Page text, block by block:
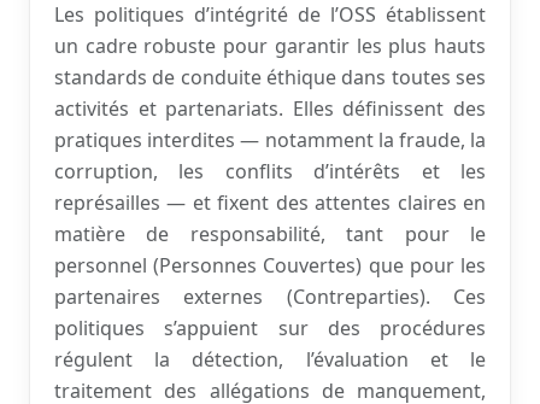
Les politiques d’intégrité de l’OSS établissent
un cadre robuste pour garantir les plus hauts
standards de conduite éthique dans toutes ses
activités et partenariats. Elles définissent des
pratiques interdites — notamment la fraude, la
corruption, les conflits d’intérêts et les
représailles — et fixent des attentes claires en
matière de responsabilité, tant pour le
personnel (Personnes Couvertes) que pour les
partenaires externes (Contreparties). Ces
politiques s’appuient sur des procédures
régulent la détection, l’évaluation et le
traitement des allégations de manquement,